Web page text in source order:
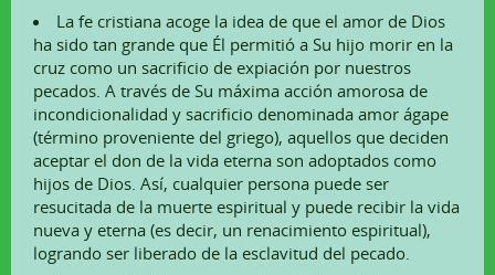
La fe cristiana acoge la idea de que el amor de Dios
ha sido tan grande que Él permitió a Su hijo morir en la
cruz como un sacrificio de expiación por nuestros
pecados. A través de Su máxima acción amorosa de
incondicionalidad y sacrificio denominada amor ágape
(término proveniente del griego), aquellos que deciden
aceptar el don de la vida eterna son adoptados como
hijos de Dios. Así, cualquier persona puede ser
resucitada de la muerte espiritual y puede recibir la vida
nueva y eterna (es decir, un renacimiento espiritual),
logrando ser liberado de la esclavitud del pecado.